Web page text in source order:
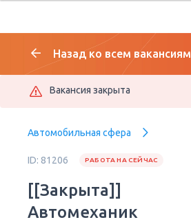
Назад ко всем вакансиям
Вакансия закрыта
Автомобильная сфера
ID: 81206 РАБОТА НА СЕЙЧАС
[[Закрыта]]
Автомеханик